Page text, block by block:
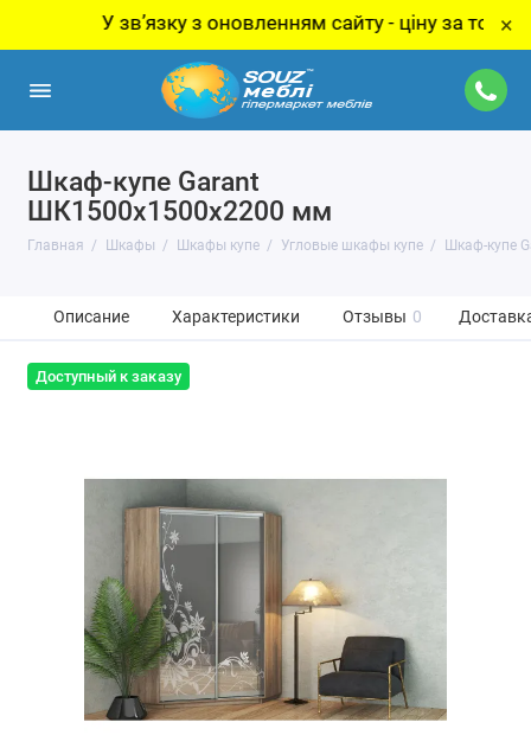
У звʼязку з оновленням сайту - ціну за товар ×
Шкаф-купе Garant
ШК1500х1500х2200 мм
Главная Шкафы Шкафы купе Угловые шкафы купе Шкаф-купе
Описание Характеристики Отзывы 0
Доступный к заказу